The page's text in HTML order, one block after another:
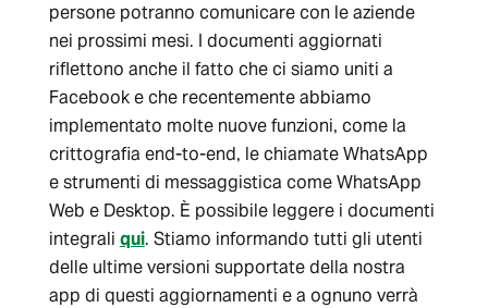
persone potranno comunicare con le aziende
nei prossimi mesi. I documenti aggiornati
riflettono anche il fatto che ci siamo uniti a
Facebook e che recentemente abbiamo
implementato molte nuove funzioni, come la
crittografia end-to-end, le chiamate WhatsApp
e strumenti di messaggistica come WhatsApp
Web e Desktop. È possibile leggere i documenti
integrali qui. Stiamo informando tutti gli utenti
delle ultime versioni supportate della nostra
app di questi aggiornamenti e a ognuno verrà